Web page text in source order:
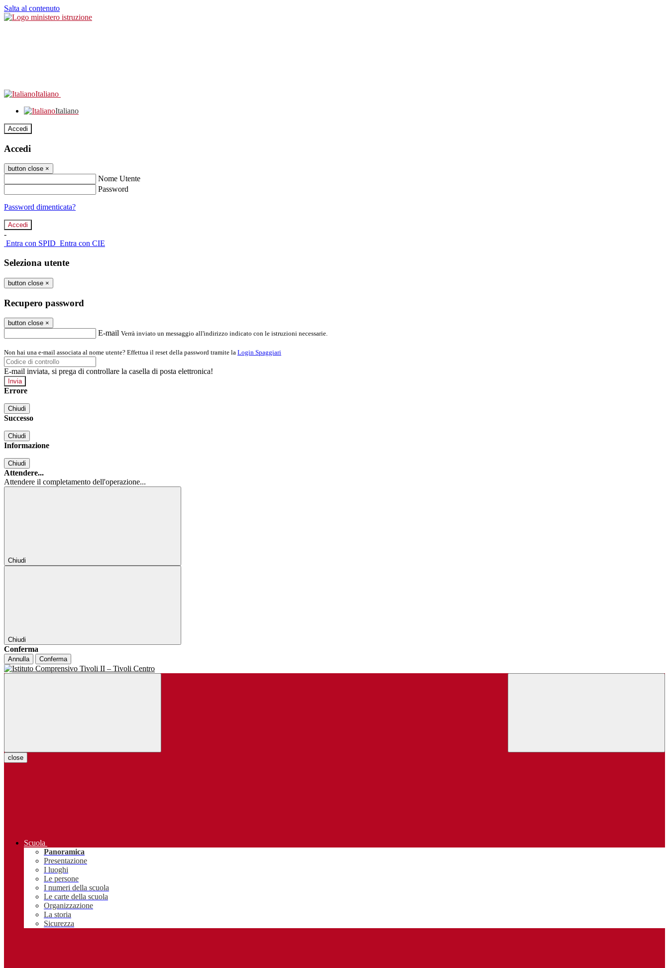
Salta al contenuto
Italiano
Italiano
Accedi
Accedi
button close ×
Nome Utente
Password
Password dimenticata?
-
Entra con SPID Entra con CIE
Seleziona utente
button close ×
Recupero password
button close ×
E-mail Verrà inviato un messaggio all'indirizzo indicato con le istruzioni necessarie.
Non hai una e-mail associata al nome utente? Effettua il reset della password tramite la Login Spaggiari
E-mail inviata, si prega di controllare la casella di posta elettronica!
Errore
Chiudi
Successo
Chiudi
Informazione
Chiudi
Attendere...
Attendere il completamento dell'operazione...
Chiudi
Chiudi
Conferma
Annulla Conferma
close
Scuola
Panoramica
Presentazione
I luoghi
Le persone
I numeri della scuola
Le carte della scuola
Organizzazione
La storia
Sicurezza